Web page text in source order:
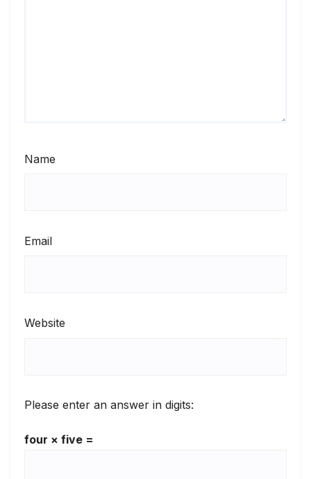
Name
Email
Website
Please enter an answer in digits:
four × five =